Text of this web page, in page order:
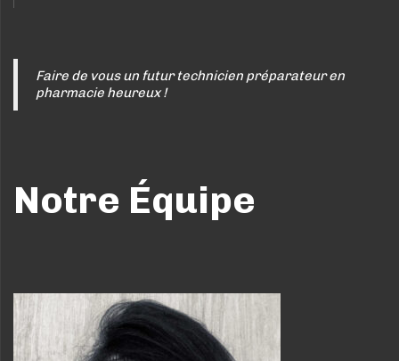
Faire de vous un futur technicien préparateur en
pharmacie heureux !
Notre Équipe